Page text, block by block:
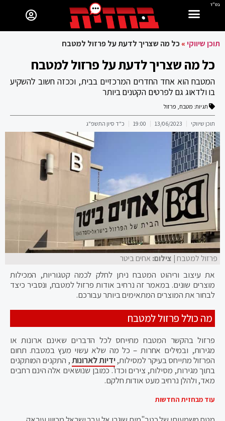
בס"ד
תוכן שיווקי»כל מה שצריך לדעת על פרזול למטבח
כל מה שצריך לדעת על פרזול למטבח
המטבח הוא אחד החדרים המרכזיים בבית, וככזה חשוב להשקיע
בו ולדאוג גם לפרטים הקטנים ביותר
תגיות: מטבח, פרזול
תוכן שיווקי 13/06/2023
19:00 כ"ד סיון התשפ"ג
פרזול למטבח| צילום: אחים ביטר
את עיצוב וריהוט המטבח ניתן לחלק לכמה קטגוריות, המכילות
מוצרים שונים. במאמר זה נרחיב אודות פרזול למטבח, ונסביר כיצד
לבחור את המוצרים המתאימים ביותר עבורכם.
מה כולל פרזול למטבח
פרזול בהקשר המטבח מתייחס לכל הדברים שאינם ארונות או
מגירות, ובמילים אחרות – כל מה שלא עשוי מעץ במטבח. תחום
הפרזול מתייחס בעיקר למסילות,ידיות לארונות, התקנים המותקנים
בתוך מגירות, מסילות, צירים וכדו'. כמובן שנושאים אלה הינם רחבים
מאד, ולהלן נרחיב מעט אודות חלקם.
עוד מבחזית החדשות